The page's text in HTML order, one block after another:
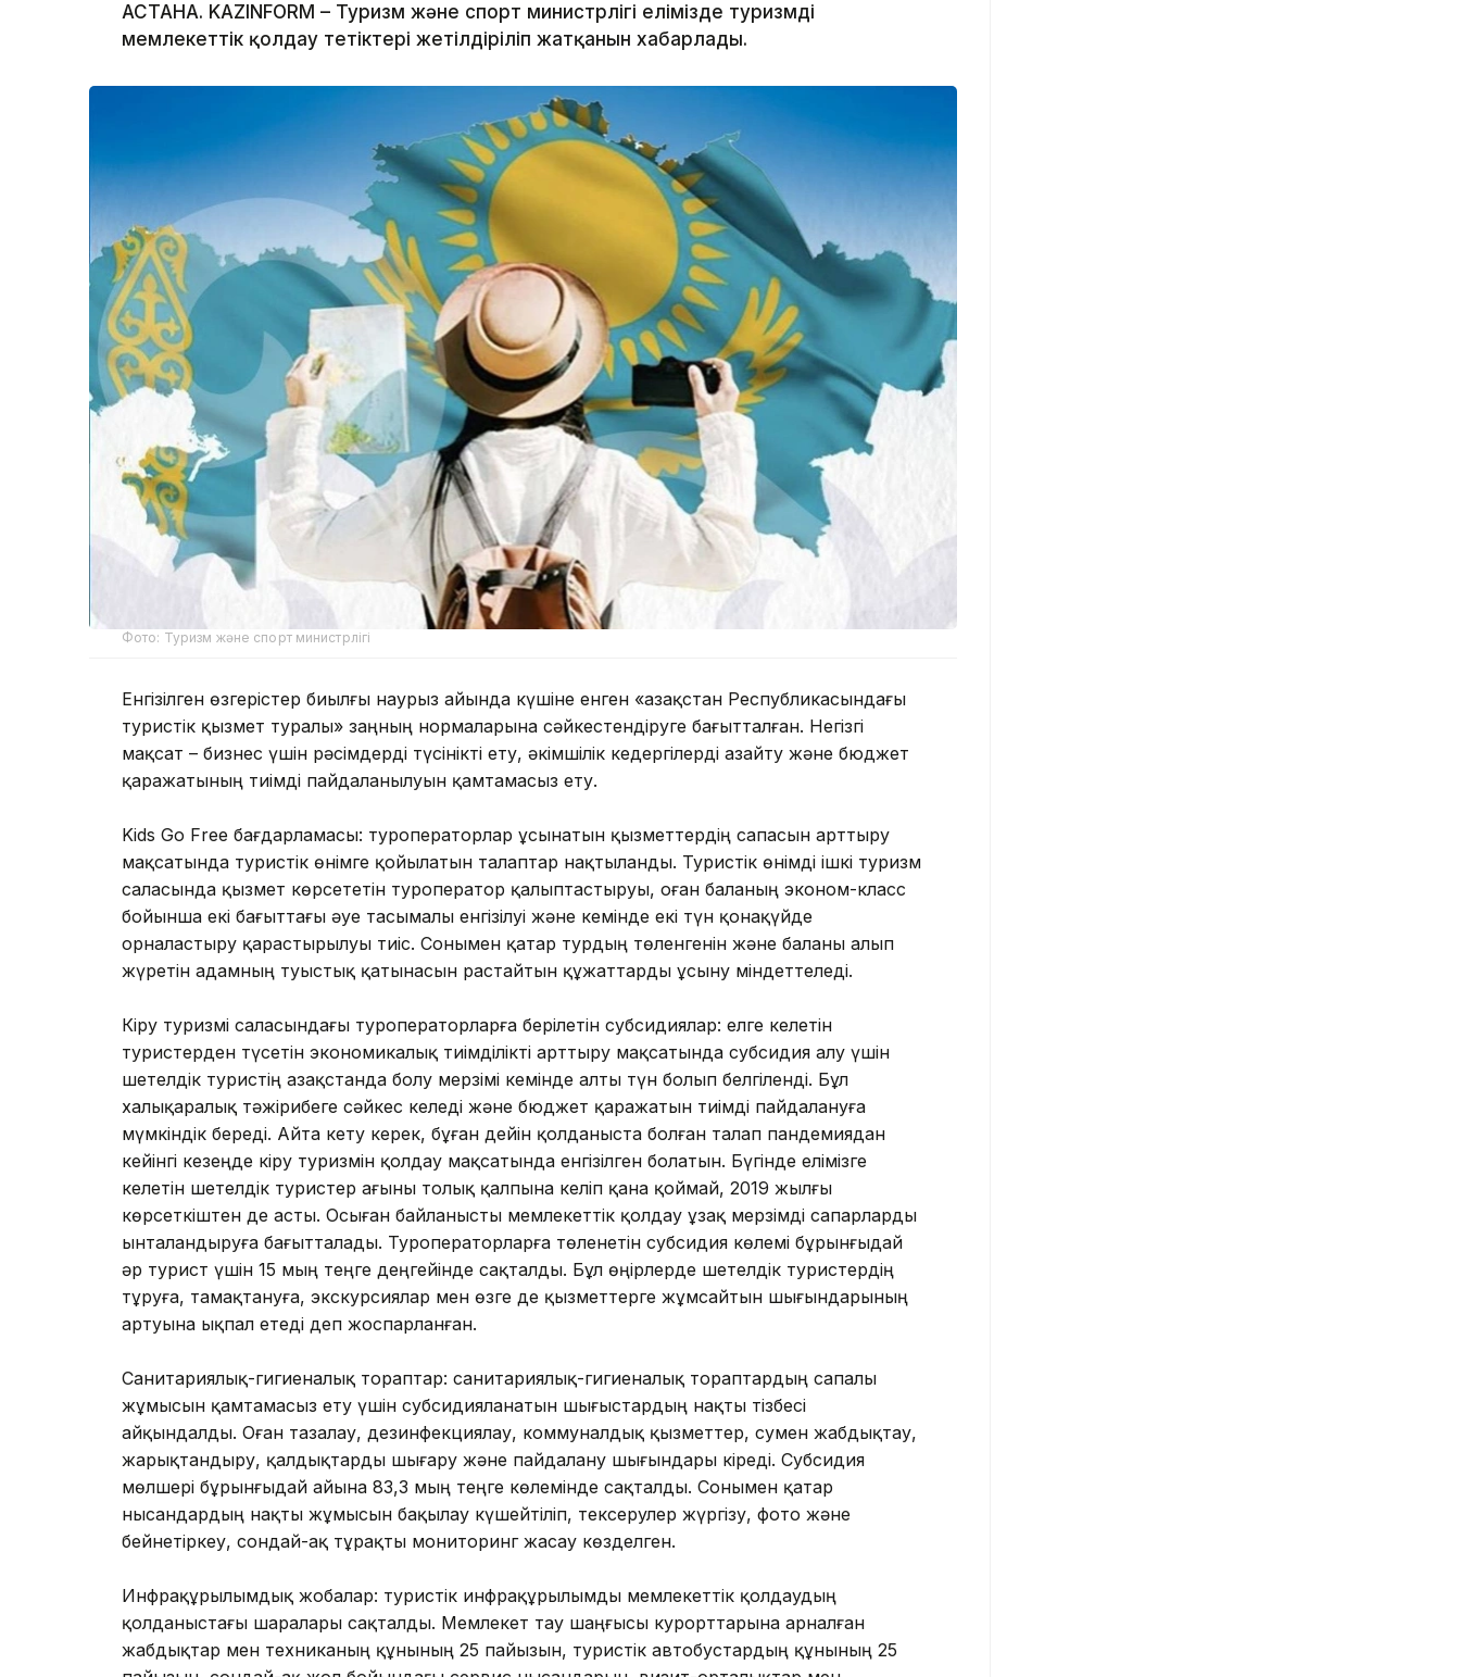
АСТАНА. KAZINFORM – Туризм және спорт министрлігі елімізде туризмді
мемлекеттік қолдау тетіктері жетілдіріліп жатқанын хабарлады.
Фото: Туризм және спорт министрлігі
Енгізілген өзгерістер биылғы наурыз айында күшіне енген «Қазақстан Республикасындағы
туристік қызмет туралы» заңның нормаларына сәйкестендіруге бағытталған. Негізгі
мақсат – бизнес үшін рәсімдерді түсінікті ету, әкімшілік кедергілерді азайту және бюджет
қаражатының тиімді пайдаланылуын қамтамасыз ету.
Kids Go Free бағдарламасы: туроператорлар ұсынатын қызметтердің сапасын арттыру
мақсатында туристік өнімге қойылатын талаптар нақтыланды. Туристік өнімді ішкі туризм
саласында қызмет көрсететін туроператор қалыптастыруы, оған баланың эконом-класс
бойынша екі бағыттағы әуе тасымалы енгізілуі және кемінде екі түн қонақүйде
орналастыру қарастырылуы тиіс. Сонымен қатар турдың төленгенін және баланы алып
жүретін адамның туыстық қатынасын растайтын құжаттарды ұсыну міндеттеледі.
Кіру туризмі саласындағы туроператорларға берілетін субсидиялар: елге келетін
туристерден түсетін экономикалық тиімділікті арттыру мақсатында субсидия алу үшін
шетелдік туристің Қазақстанда болу мерзімі кемінде алты түн болып белгіленді. Бұл
халықаралық тәжірибеге сәйкес келеді және бюджет қаражатын тиімді пайдалануға
мүмкіндік береді. Айта кету керек, бұған дейін қолданыста болған талап пандемиядан
кейінгі кезеңде кіру туризмін қолдау мақсатында енгізілген болатын. Бүгінде елімізге
келетін шетелдік туристер ағыны толық қалпына келіп қана қоймай, 2019 жылғы
көрсеткіштен де асты. Осыған байланысты мемлекеттік қолдау ұзақ мерзімді сапарларды
ынталандыруға бағытталады. Туроператорларға төленетін субсидия көлемі бұрынғыдай
әр турист үшін 15 мың теңге деңгейінде сақталды. Бұл өңірлерде шетелдік туристердің
тұруға, тамақтануға, экскурсиялар мен өзге де қызметтерге жұмсайтын шығындарының
артуына ықпал етеді деп жоспарланған.
Санитариялық-гигиеналық тораптар: санитариялық-гигиеналық тораптардың сапалы
жұмысын қамтамасыз ету үшін субсидияланатын шығыстардың нақты тізбесі
айқындалды. Оған тазалау, дезинфекциялау, коммуналдық қызметтер, сумен жабдықтау,
жарықтандыру, қалдықтарды шығару және пайдалану шығындары кіреді. Субсидия
мөлшері бұрынғыдай айына 83,3 мың теңге көлемінде сақталды. Сонымен қатар
нысандардың нақты жұмысын бақылау күшейтіліп, тексерулер жүргізу, фото және
бейнетіркеу, сондай-ақ тұрақты мониторинг жасау көзделген.
Инфрақұрылымдық жобалар: туристік инфрақұрылымды мемлекеттік қолдаудың
қолданыстағы шаралары сақталды. Мемлекет тау шаңғысы курорттарына арналған
жабдықтар мен техниканың құнының 25 пайызын, туристік автобустардың құнының 25